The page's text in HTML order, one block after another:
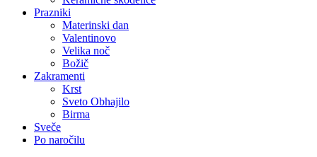
Prazniki
Materinski dan
Valentinovo
Velika noč
Božič
Zakramenti
Krst
Sveto Obhajilo
Birma
Sveče
Po naročilu